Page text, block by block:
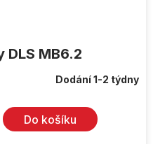
MB6.2
Dodání 1-2 týdny
Do košíku